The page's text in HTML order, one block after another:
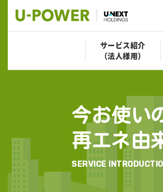
サービス紹介
（法人様用）
今お使い
再エネ由
SERVICE